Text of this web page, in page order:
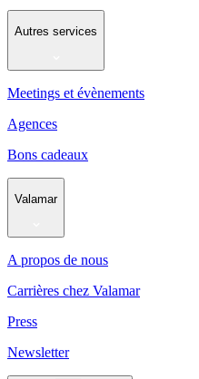
Autres services
Meetings et évènements
Agences
Bons cadeaux
Valamar
A propos de nous
Carrières chez Valamar
Press
Newsletter